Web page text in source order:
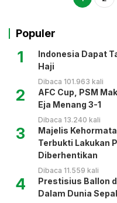
Populer
1
Indonesia Dapat
Haji
Dibaca 101.963 kali
2
AFC Cup, PSM
Eja Menang 3-1
Dibaca 13.240 kali
3
Majelis
Terbukti Lakukan
Diberhentikan
Dibaca 11.559 kali
4
Prestisius Ballon
Dalam Dunia